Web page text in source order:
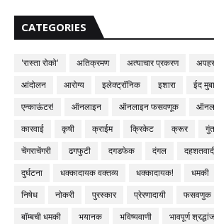
CATEGORIES
'रास्ता रोको' अतिक्रमण अत्याचार प्रकरण
आंदोलन
आरोग्य इलेक्ट्रॉनिक इशारा ईद
एन्काऊंटर!
ऑनलाइन ऑनलाइन फसवणूक
कारवाई
कृषी क्राईम क्रिकेट क्रूर
चेंगराचेंगरी
ढगफुटी दगडफेक दंगल
दुर्घटना
धक्कादायक वक्तव्य धक्कादायक! धमकी
निषेध
नोकरी पुरस्कार प्रेरणादायी फसवणुक
बॉम्बची धमकी
भयानक भविष्यवाणी भावपूर्ण